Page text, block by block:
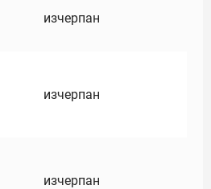
изчерпан
изчерпан
изчерпан